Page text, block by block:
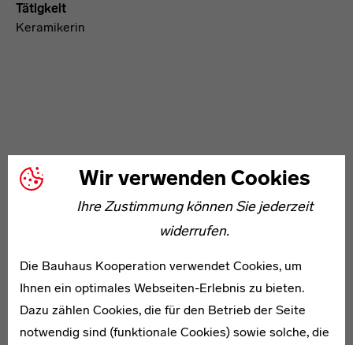
Wir verwenden Cookies
Ihre Zustimmung können Sie jederzeit
widerrufen.
Die Bauhaus Kooperation verwendet Cookies, um
Ihnen ein optimales Webseiten-Erlebnis zu bieten.
Dazu zählen Cookies, die für den Betrieb der Seite
notwendig sind (funktionale Cookies) sowie solche, die
Tätigkeit
Keramikerin
WEITERE ARTIKEL ZUM THEMA